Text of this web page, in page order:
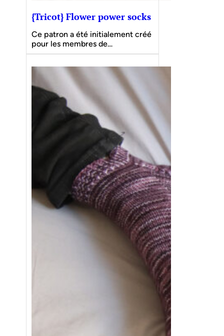
{Tricot} Flower power socks
Ce patron a été initialement créé
pour les membres de…